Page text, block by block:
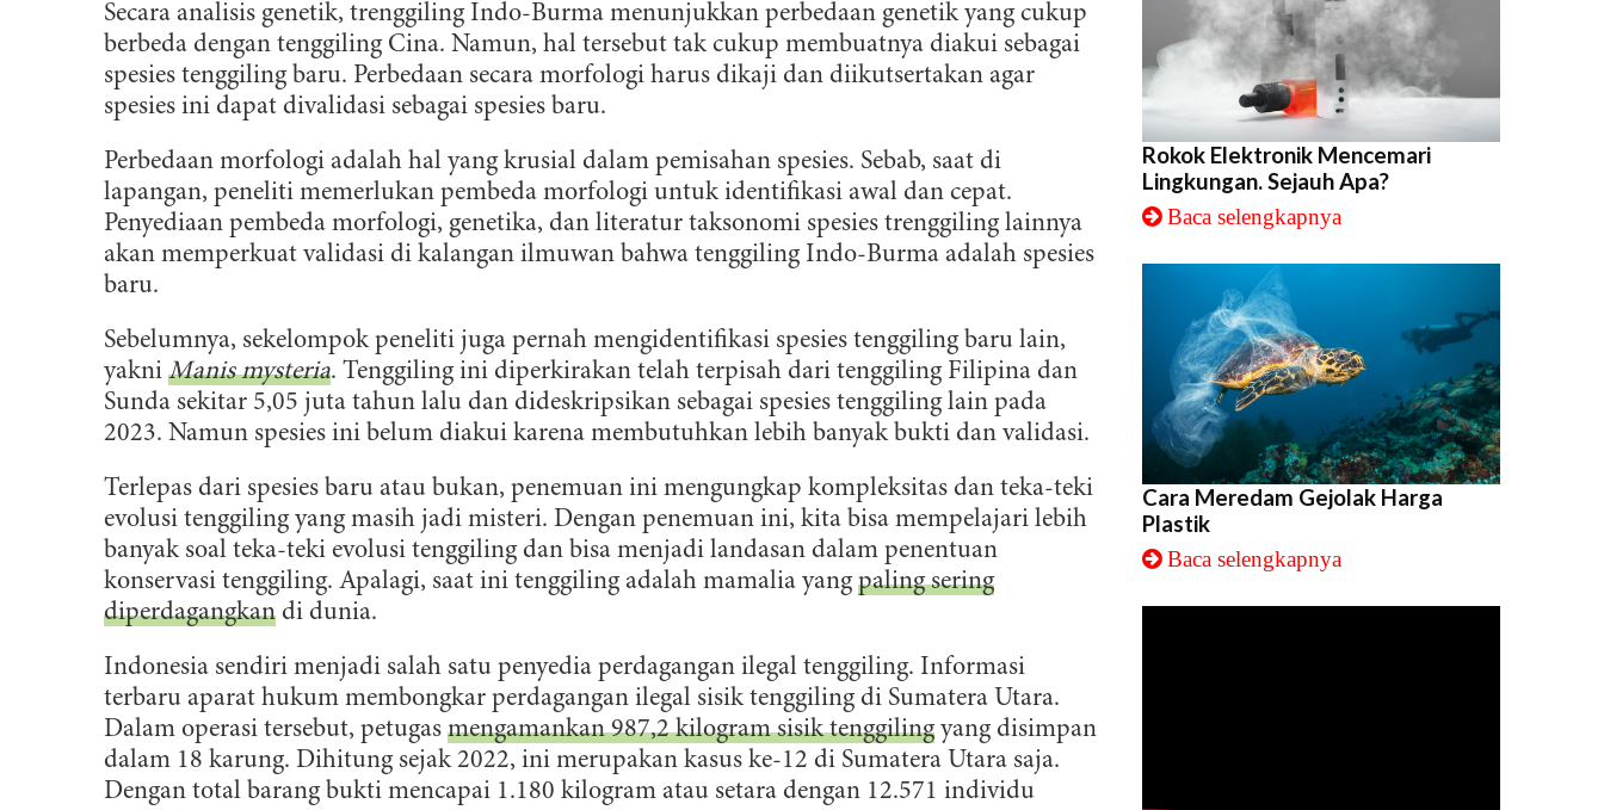
BERLANGGANAN
Daftarkan email Anda dan bergabunglah bersama komunitas peduli
lingkungan. Untuk bumi yang lestari.
DAFTAR
Secara analisis genetik, trenggiling Indo-Burma menunjukkan perbedaan genetik yang cukup
berbeda dengan tenggiling Cina. Namun, hal tersebut tak cukup membuatnya diakui sebagai
spesies tenggiling baru. Perbedaan secara morfologi harus dikaji dan diikutsertakan agar
spesies ini dapat divalidasi sebagai spesies baru.
Perbedaan morfologi adalah hal yang krusial dalam pemisahan spesies. Sebab, saat di
lapangan, peneliti memerlukan pembeda morfologi untuk identifikasi awal dan cepat.
Penyediaan pembeda morfologi, genetika, dan literatur taksonomi spesies trenggiling lainnya
akan memperkuat validasi di kalangan ilmuwan bahwa tenggiling Indo-Burma adalah spesies
baru.
Sebelumnya, sekelompok peneliti juga pernah mengidentifikasi spesies tenggiling baru lain,
yakni Manis mysteria. Tenggiling ini diperkirakan telah terpisah dari tenggiling Filipina dan
Sunda sekitar 5,05 juta tahun lalu dan dideskripsikan sebagai spesies tenggiling lain pada
2023. Namun spesies ini belum diakui karena membutuhkan lebih banyak bukti dan validasi.
Terlepas dari spesies baru atau bukan, penemuan ini mengungkap kompleksitas dan teka-teki
evolusi tenggiling yang masih jadi misteri. Dengan penemuan ini, kita bisa mempelajari lebih
banyak soal teka-teki evolusi tenggiling dan bisa menjadi landasan dalam penentuan
konservasi tenggiling. Apalagi, saat ini tenggiling adalah mamalia yangpaling sering
diperdagangkan di dunia.
Indonesia sendiri menjadi salah satu penyedia perdagangan ilegal tenggiling. Informasi
terbaru aparat hukum membongkar perdagangan ilegal sisik tenggiling di Sumatera Utara.
Dalam operasi tersebut, petugas mengamankan 987,2 kilogram sisik tenggilingyang disimpan
dalam 18 karung. Dihitung sejak 2022, ini merupakan kasus ke-12 di Sumatera Utara saja.
Dengan total barang bukti mencapai 1.180 kilogram atau setara dengan 12.571 individu
Rokok Elektronik Mencemari
Lingkungan. Sejauh Apa?
Baca selengkapnya
Cara Meredam Gejolak Harga
Plastik
Baca selengkapnya